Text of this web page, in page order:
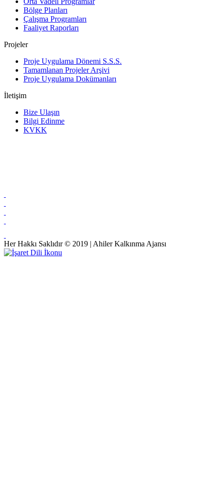
Bölge Planları
Çalışma Programları
Faaliyet Raporları
Projeler
Proje Uygulama Dönemi S.S.S.
Tamamlanan Projeler Arşivi
Proje Uygulama Dokümanları
İletişim
Bize Ulaşın
Bilgi Edinme
KVKK
Her Hakkı Saklıdır © 2019 | Ahiler Kalkınma Ajansı